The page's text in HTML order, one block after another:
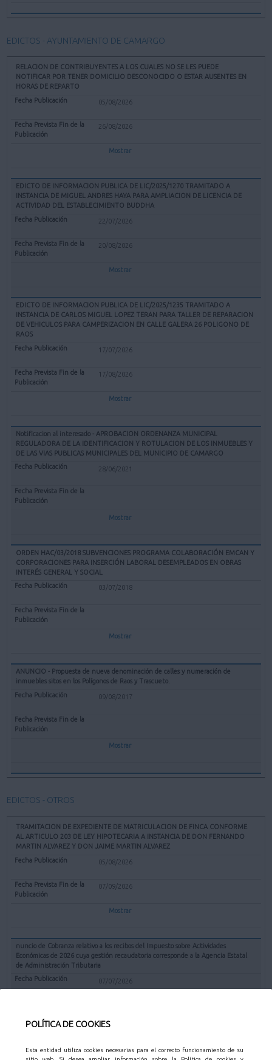
POLÍTICA DE COOKIES
Esta entidad utiliza cookies necesarias para el correcto funcionamiento de su
EDICTOS - AYUNTAMIENTO DE CAMARGO
RELACION DE CONTRIBUYENTES A LOS CUALES NO SE LES PUEDE
NOTIFICAR POR TENER DOMICILIO DESCONOCIDO O ESTAR AUSENTES EN
HORAS DE REPARTO
05/08/2026
26/08/2026
Mostrar
EDICTO DE INFORMACION PUBLICA DE LIC/2025/1270 TRAMITADO A
INSTANCIA DE MIGUEL ANDRES HAYA PARA AMPLIACION DE LICENCIA DE
ACTIVIDAD DEL ESTABLECIMIENTO BUDDHA
22/07/2026
20/08/2026
Mostrar
EDICTO DE INFORMACION PUBLICA DE LIC/2025/1235 TRAMITADO A
INSTANCIA DE CARLOS MIGUEL LOPEZ TERAN PARA TALLER DE REPARACION
DE VEHICULOS PARA CAMPERIZACION EN CALLE GALERA 26 POLIGONO DE
RAOS
17/07/2026
17/08/2026
Mostrar
Notificacion al interesado - APROBACION ORDENANZA MUNICIPAL
REGULADORA DE LA IDENTIFICACION Y ROTULACION DE LOS INMUEBLES Y
DE LAS VIAS PUBLICAS MUNICIPALES DEL MUNICIPIO DE CAMARGO
28/06/2021
Mostrar
ORDEN HAC/03/2018 SUBVENCIONES PROGRAMA COLABORACIÓN EMCAN Y
CORPORACIONES PARA INSERCIÓN LABORAL DESEMPLEADOS EN OBRAS
INTERÉS GENERAL Y SOCIAL
03/07/2018
Mostrar
ANUNCIO - Propuesta de nueva denominación de calles y numeración de
inmuebles sitos en los Polígonos de Raos y Trascueto.
09/08/2017
Mostrar
EDICTOS - OTROS
TRAMITACION DE EXPEDIENTE DE MATRICULACION DE FINCA CONFORME
AL ARTICULO 203 DE LEY HIPOTECARIA A INSTANCIA DE DON FERNANDO
MARTIN ALVAREZ Y DON JAIME MARTIN ALVAREZ
05/08/2026
07/09/2026
Mostrar
nuncio de Cobranza relativo a los recibos del Impuesto sobre Actividades
Económicas de 2026 cuya gestión recaudatoria corresponde a la Agencia Estatal
de Administración Tributaria
07/07/2026
Mostrar